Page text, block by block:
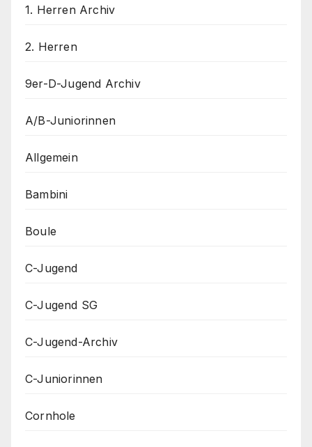
1. Herren Archiv
2. Herren
9er-D-Jugend Archiv
A/B-Juniorinnen
Allgemein
Bambini
Boule
C-Jugend
C-Jugend SG
C-Jugend-Archiv
C-Juniorinnen
Cornhole